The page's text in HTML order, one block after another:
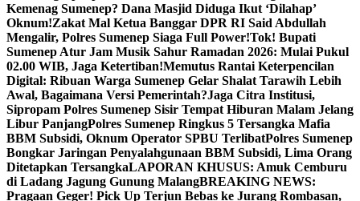
Kemenag Sumenep? Dana Masjid Diduga Ikut ‘Dilahap’
Oknum!Zakat Mal Ketua Banggar DPR RI Said Abdullah
Mengalir, Polres Sumenep Siaga Full Power!Tok! Bupati
Sumenep Atur Jam Musik Sahur Ramadan 2026: Mulai Pukul
02.00 WIB, Jaga Ketertiban!Memutus Rantai Keterpencilan
Digital: Ribuan Warga Sumenep Gelar Shalat Tarawih Lebih
Awal, Bagaimana Versi Pemerintah?Jaga Citra Institusi,
Sipropam Polres Sumenep Sisir Tempat Hiburan Malam Jelang
Libur PanjangPolres Sumenep Ringkus 5 Tersangka Mafia
BBM Subsidi, Oknum Operator SPBU TerlibatPolres Sumenep
Bongkar Jaringan Penyalahgunaan BBM Subsidi, Lima Orang
Ditetapkan TersangkaLAPORAN KHUSUS: Amuk Cemburu
di Ladang Jagung Gunung MalangBREAKING NEWS:
Pragaan Geger! Pick Up Terjun Bebas ke Jurang Rombasan,